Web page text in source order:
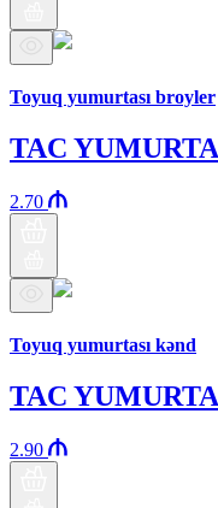
Toyuq yumurtası broyler
TAC
2.70
Toyuq yumurtası kənd
TAC
2.90